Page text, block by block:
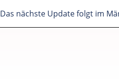
Das nächste Update folgt im